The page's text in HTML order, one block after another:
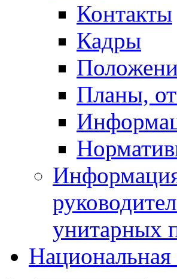
Контакты
Кадры
Планы,
унитарных
Национальная